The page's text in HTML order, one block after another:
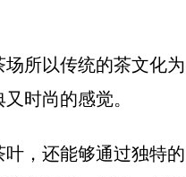
所以传统的茶文化为
时尚的感觉。
，还能够通过独特的